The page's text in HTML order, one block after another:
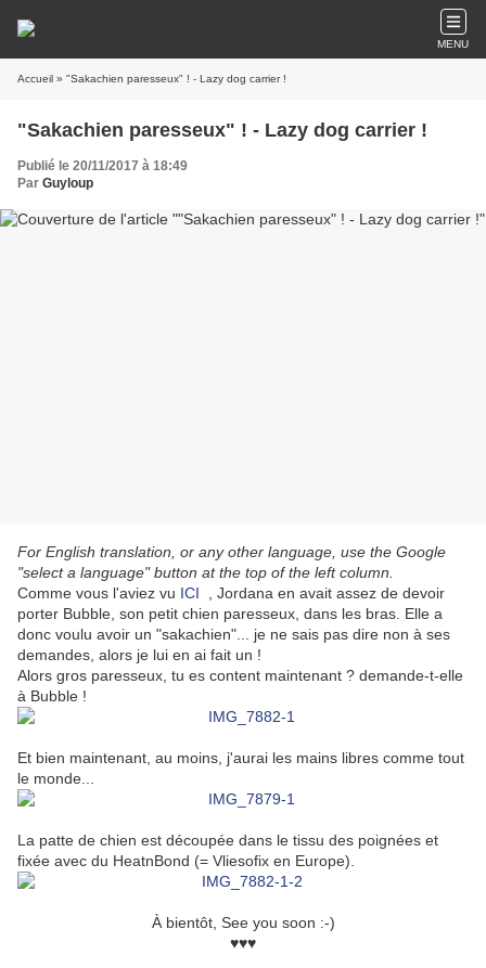
MENU
Accueil » "Sakachien paresseux" ! - Lazy dog carrier !
"Sakachien paresseux" ! - Lazy dog carrier !
Publié le 20/11/2017 à 18:49
Par Guyloup
For English translation, or any other language, use the Google
"select a language" button at the top of the left column.
Comme vous l'aviez vu ICI
, Jordana en avait assez de devoir
porter Bubble, son petit chien paresseux, dans les bras. Elle a
donc voulu avoir un "sakachien"... je ne sais pas dire non à ses
demandes, alors je lui en ai fait un !
Alors gros paresseux, tu es content maintenant ? demande-t-elle
à Bubble !
Et bien maintenant, au moins, j'aurai les mains libres comme tout
le monde...
La patte de chien est découpée dans le tissu des poignées et
fixée avec du HeatnBond (= Vliesofix en Europe).
À bientôt, See you soon :-)
♥♥♥